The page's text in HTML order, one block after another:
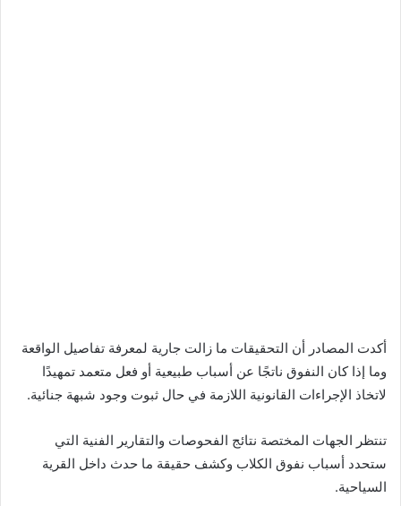
أكدت المصادر أن التحقيقات ما زالت جارية لمعرفة تفاصيل الواقعة
وما إذا كان النفوق ناتجًا عن أسباب طبيعية أو فعل متعمد تمهيدًا
لاتخاذ الإجراءات القانونية اللازمة في حال ثبوت وجود شبهة جنائية.
تنتظر الجهات المختصة نتائج الفحوصات والتقارير الفنية التي
ستحدد أسباب نفوق الكلاب وكشف حقيقة ما حدث داخل القرية
السياحية.